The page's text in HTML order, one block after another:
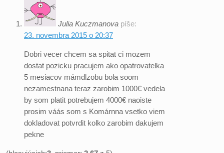
Julia Kuczmanova píše:
23. novembra 2015 o 20:37
Dobri vecer chcem sa spitat ci mozem
dostat pozicku pracujem ako opatrovatelka
5 mesiacov mámdlzobu bola soom
nezamestnana teraz zarobim 1000€ vedela
by som platit potrebujem 4000€ naoiste
prosim váás som s Komárnna vsetko viem
dokladovat potvrdit kolko zarobim dakujem
pekne